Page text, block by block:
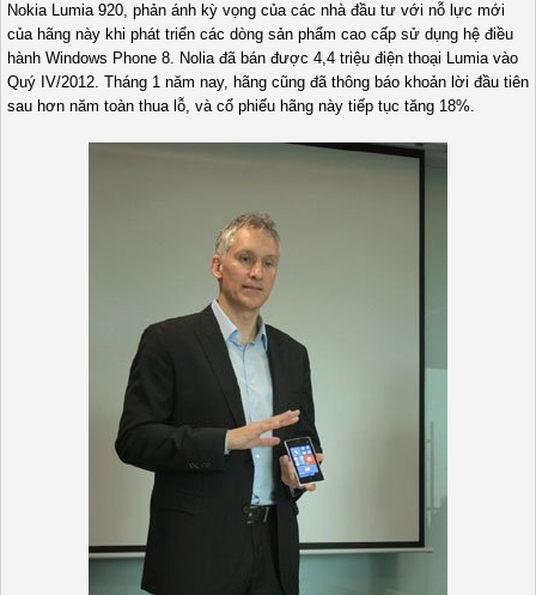
Nokia Lumia 920, phản ánh kỳ vọng của các nhà đầu tư với nỗ lực mới
của hãng này khi phát triển các dòng sản phẩm cao cấp sử dụng hệ điều
hành Windows Phone 8. Nolia đã bán được 4,4 triệu điện thoại Lumia vào
Quý IV/2012. Tháng 1 năm nay, hãng cũng đã thông báo khoản lời đầu tiên
sau hơn năm toàn thua lỗ, và cổ phiếu hãng này tiếp tục tăng 18%.